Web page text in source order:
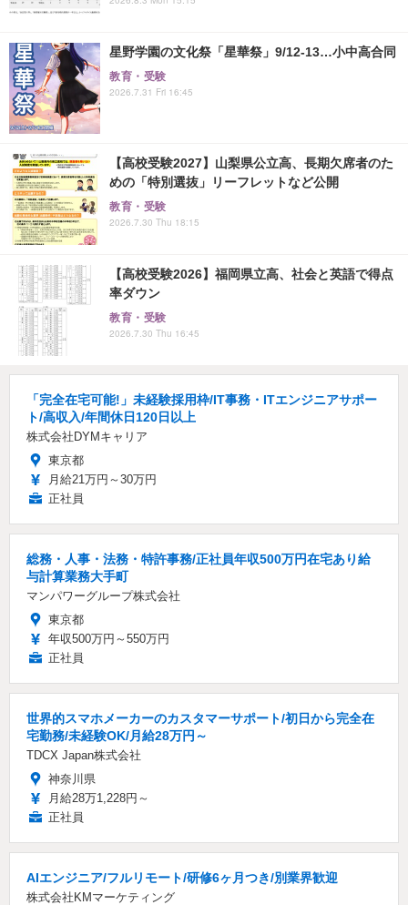
星野学園の文化祭「星華祭」9/12-13…小中高合同
教育・受験
2026.7.31 Fri 16:45
【高校受験2027】山梨県公立高、長期欠席者のた
めの「特別選抜」リーフレットなど公開
教育・受験
2026.7.30 Thu 18:15
【高校受験2026】福岡県立高、社会と英語で得点
率ダウン
教育・受験
2026.7.30 Thu 16:45
「完全在宅可能!」未経験採用枠/IT事務・ITエンジニアサポー
ト/高収入/年間休日120日以上
株式会社DYMキャリア
東京都
月給21万円～30万円
正社員
総務・人事・法務・特許事務/正社員年収500万円在宅あり給
与計算業務大手町
マンパワーグループ株式会社
東京都
年収500万円～550万円
正社員
世界的スマホメーカーのカスタマーサポート/初日から完全在
宅勤務/未経験OK/月給28万円～
TDCX Japan株式会社
神奈川県
月給28万1,228円～
正社員
AIエンジニア/フルリモート/研修6ヶ月つき/別業界歓迎
株式会社KMマーケティング